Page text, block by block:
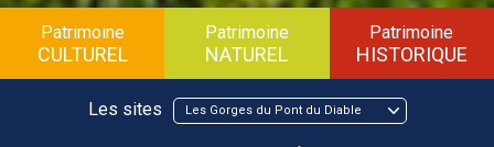
Patrimoine
CULTUREL
Patrimoine
NATUREL
Patrimoine
HISTORIQUE
Les sites Les Gorges du Pont du Diable